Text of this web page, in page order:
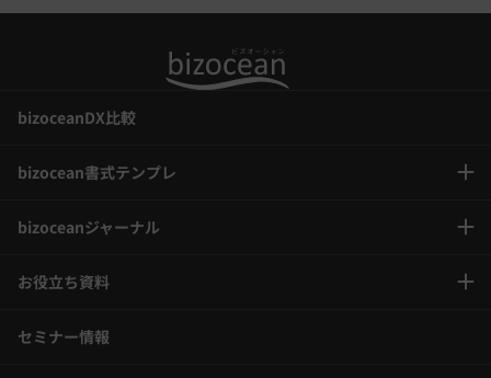
bizoceanDX比較
bizocean書式テンプレ
bizoceanジャーナル
お役立ち資料
セミナー情報